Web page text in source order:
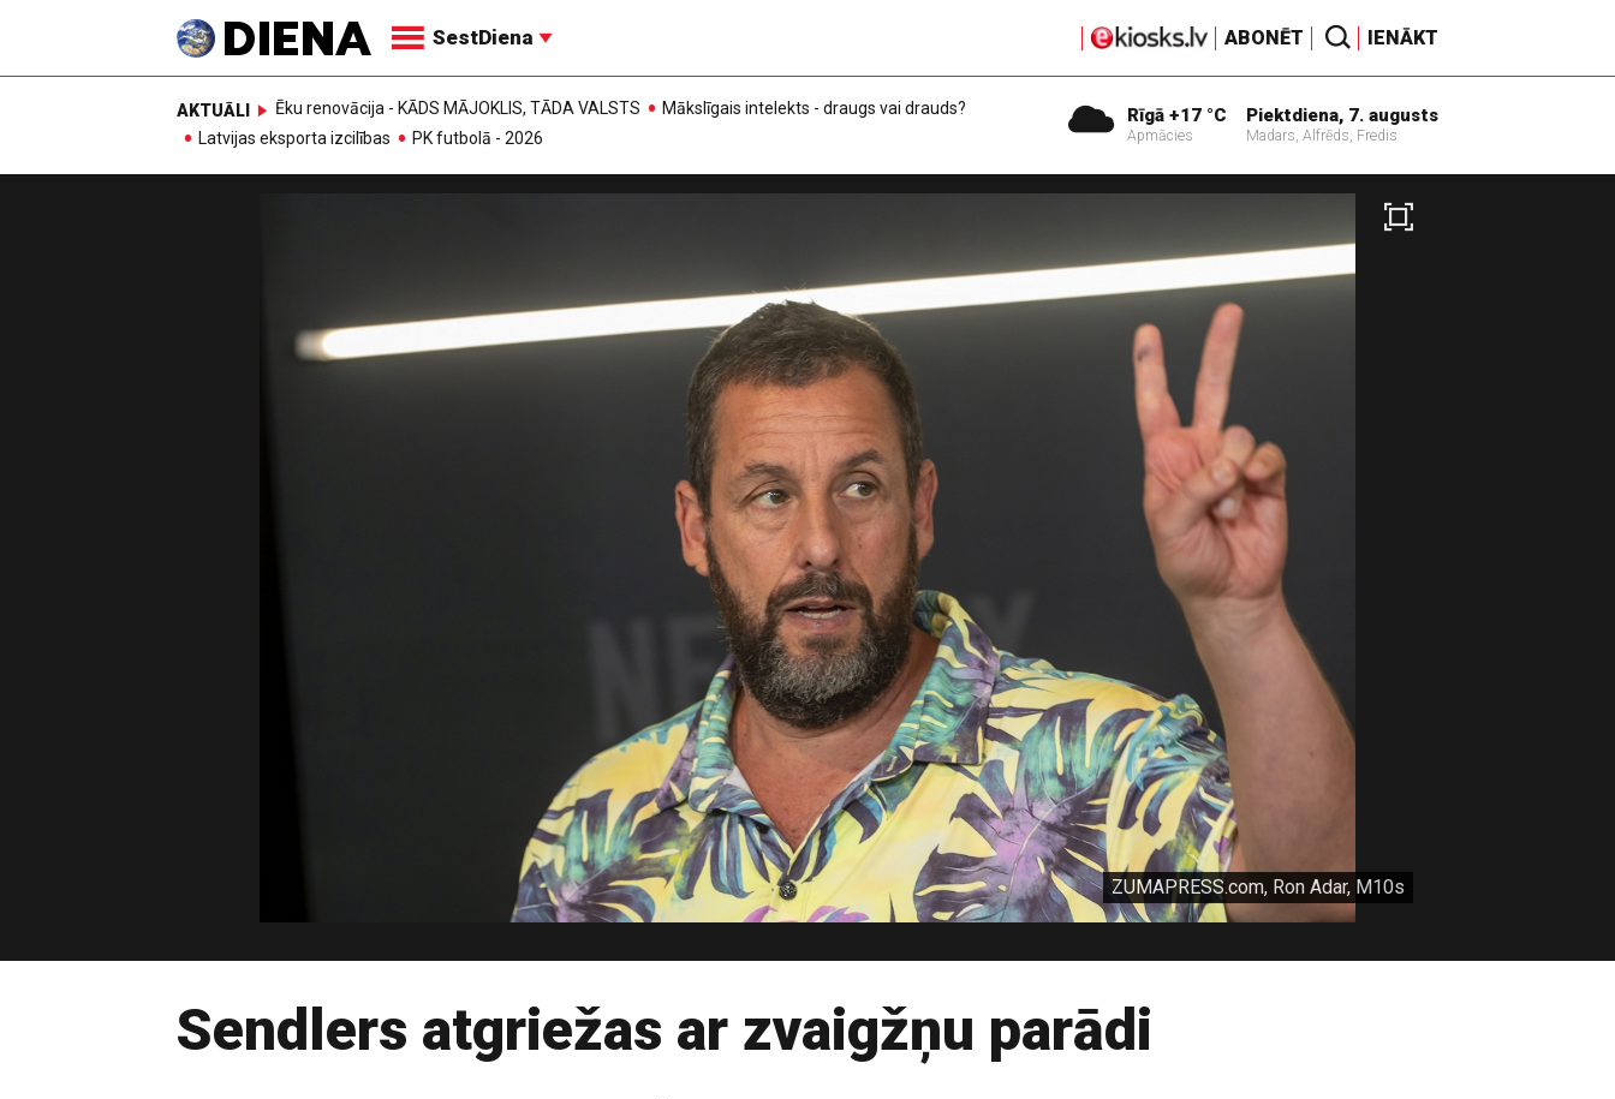
SestDiena ABONĒT IENĀKT
AKTUĀLI Ēku renovācija - KĀDS MĀJOKLIS, TĀDA VALSTS
Mākslīgais intelekts - draugs vai drauds?
Latvijas eksporta izcilības
PK futbolā - 2026
Rīgā +17 °C
Apmācies
Piektdiena, 7. augusts
Madars, Alfrēds, Fredis
ZUMAPRESS.com, Ron Adar, M10s
Sendlers atgriežas ar zvaigžņu parādi